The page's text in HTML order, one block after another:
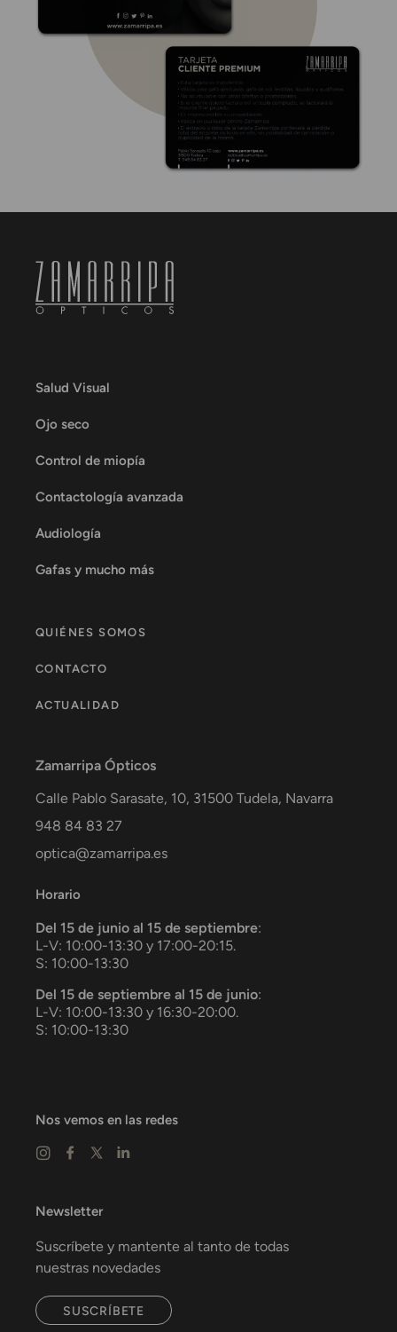
Salud Visual
Ojo seco
Control de miopía
Contactología avanzada
Audiología
Gafas y mucho más
QUIÉNES SOMOS
CONTACTO
ACTUALIDAD
Zamarripa Ópticos
Calle Pablo Sarasate, 10, 31500 Tudela, Navarra
948 84 83 27
optica@zamarripa.es
Horario
Del 15 de junio al 15 de septiembre:
L-V: 10:00-13:30 y 17:00-20:15.
S: 10:00-13:30
Del 15 de septiembre al 15 de junio:
L-V: 10:00-13:30 y 16:30-20:00.
S: 10:00-13:30
Nos vemos en las redes
Newsletter
Suscríbete y mantente al tanto de todas
nuestras novedades
SUSCRÍBETE